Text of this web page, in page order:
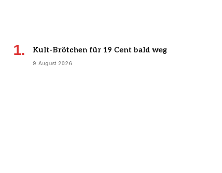
Kult-Brötchen für 19 Cent bald weg
9 August 2026